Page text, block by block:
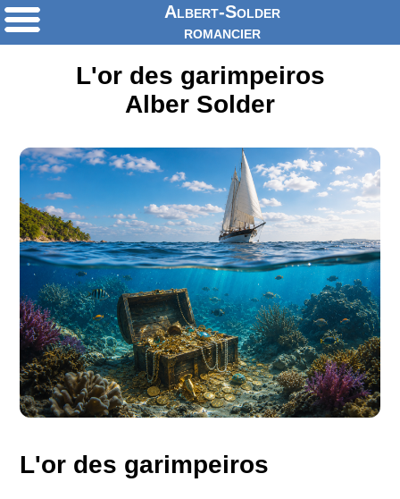
Albert-Solder
romancier
L'or des garimpeiros
Alber Solder
L'or des garimpeiros